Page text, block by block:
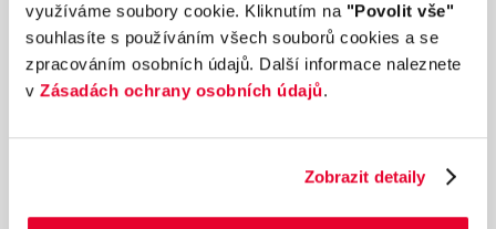
využíváme soubory cookie. Kliknutím na "Povolit vše"
souhlasíte s používáním všech souborů cookies a se
zpracováním osobních údajů. Další informace naleznete
v Zásadách ochrany osobních údajů.
Zobrazit detaily
435 990 Kčs DPH
Přidat k porovnání